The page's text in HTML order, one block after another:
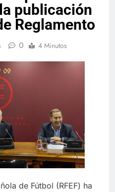
publicación
Reglamento
0 4 Minutos
de Fútbol (RFEF) ha